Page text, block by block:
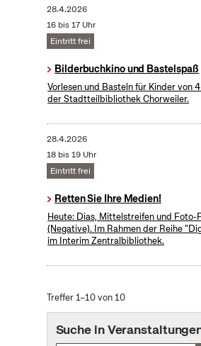
28.4.2026
16 bis 17 Uhr
Eintritt frei
Bilderbuchkino und Bastelspaß
Vorlesen und Basteln für Kinder von
der Stadtteilbibliothek Chorweiler.
28.4.2026
18 bis 19 Uhr
Eintritt frei
Retten Sie Ihre Medien!
Heute: Dias, Mittelstreifen und Foto-
(Negative). Im Rahmen der Reihe
im Interim Zentralbibliothek.
Treffer 1–10 von 10
Suche in